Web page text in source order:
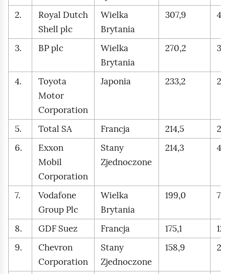
d
2.
Royal Dutch
Shell plc
Wielka
Brytania
307,9
3. BP plc
Wielka
Brytania
270,2
4.
Toyota
Motor
Corporation
Japonia 233,2
5. Total SA Francja 214,5
6.
Exxon
Mobil
Corporation
Stany
Zjednoczone
214,3
7.
Vodafone
Group Plc
Wielka
Brytania
199,0
8. GDF Suez Francja 175,1
9.
Chevron
Corporation
Stany
Zjednoczone
158,9